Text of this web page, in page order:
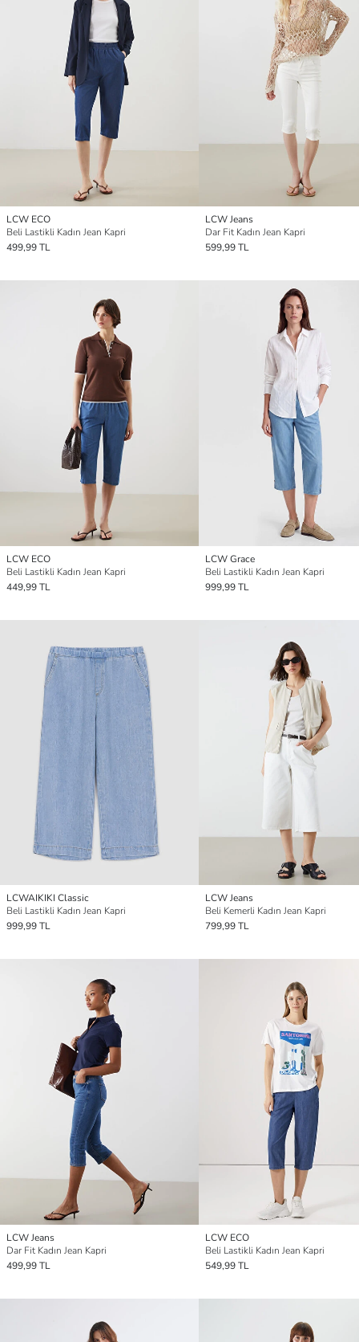
LCW ECO
Beli Lastikli Kadın Jean Kapri
499,99 TL
LCW Jeans
Dar Fit Kadın Jean Kapri
599,99 TL
LCW ECO
Beli Lastikli Kadın Jean Kapri
449,99 TL
LCW Grace
Beli Lastikli Kadın Jean Kapri
999,99 TL
LCWAIKIKI Classic
Beli Lastikli Kadın Jean Kapri
999,99 TL
LCW Jeans
Beli Kemerli Kadın Jean Kapri
799,99 TL
LCW Jeans
Dar Fit Kadın Jean Kapri
499,99 TL
LCW ECO
Beli Lastikli Kadın Jean Kapri
549,99 TL